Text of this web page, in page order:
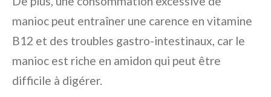
manioc peut entraîner une carence en vitamine
B12 et des troubles gastro-intestinaux, car le
manioc est riche en amidon qui peut être
difficile à digérer.